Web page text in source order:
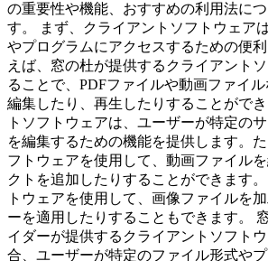
の重要性や機能、おすすめの利用法に
す。 まず、クライアントソフトウェア
やプログラムにアクセスするための便
えば、窓の杜が提供するクライアント
ることで、PDFファイルや動画ファイ
編集したり、再生したりすることがで
トソフトウェアは、ユーザーが特定の
を編集するための機能を提供します。
フトウェアを使用して、動画ファイル
クトを追加したりすることができます
トウェアを使用して、画像ファイルを
ーを適用したりすることもできます。
イダーが提供するクライアントソフト
合、ユーザーが特定のファイル形式や